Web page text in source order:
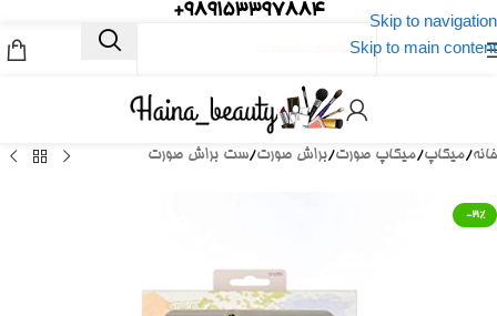
Skip to navigation
Skip to main content
989153397884+
خانه/میکاپ/میکاپ صورت/براش صورت/ست براش صورت
-21%